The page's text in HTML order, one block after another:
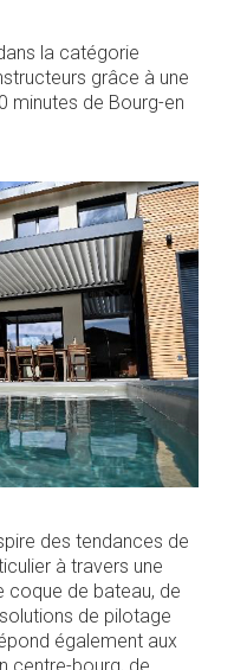
la catégorie
grâce à une
minutes de Bourg-en
des tendances de
à travers une
coque de bateau, de
de pilotage
également aux